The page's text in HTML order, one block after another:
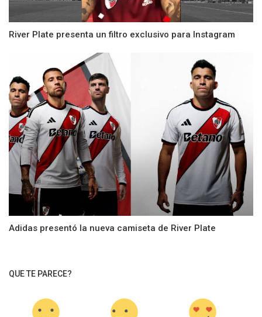
River Plate presenta un filtro exclusivo para Instagram
Adidas presentó la nueva camiseta de River Plate
QUE TE PARECE?